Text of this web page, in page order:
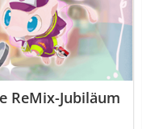
ReMix-Jubiläum